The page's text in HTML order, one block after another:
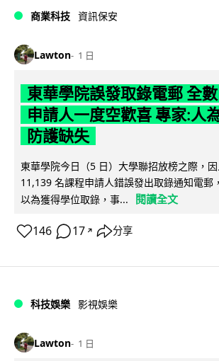
商業科技 資訊保安
Lawton 1 日
東華學院誤發取錄電郵 全
申請人一度空歡喜 專家:人
防護缺失
東華學院今日（5 日）大學聯招放榜之際，
11,139 名課程申請人錯誤發出取錄通知電郵
以為獲得學位取錄，事...
閱讀全文
146 17 ↗ 分享
科技娛樂 影視娛樂
Lawton 1 日